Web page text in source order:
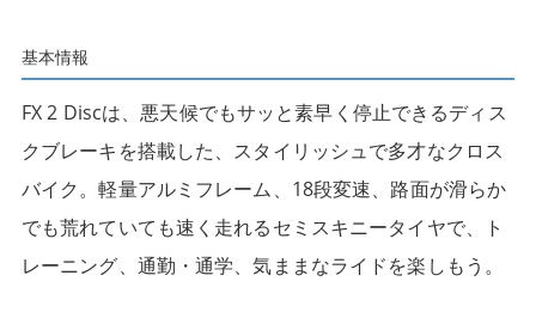
基本情報
FX 2 Discは、悪天候でもサッと素早く停止できるディス
クブレーキを搭載した、スタイリッシュで多才なクロス
バイク。軽量アルミフレーム、18段変速、路面が滑らか
でも荒れていても速く走れるセミスキニータイヤで、ト
レーニング、通勤・通学、気ままなライドを楽しもう。